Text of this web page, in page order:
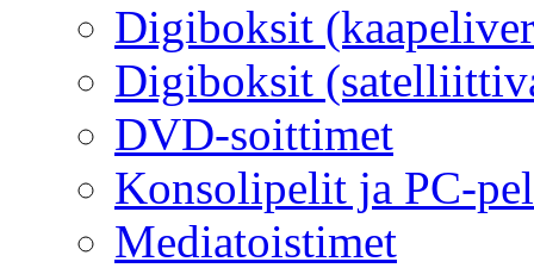
Digiboksit
Digiboksit
DVD-soittimet
Konsolipelit ja PC-
Mediatoistimet